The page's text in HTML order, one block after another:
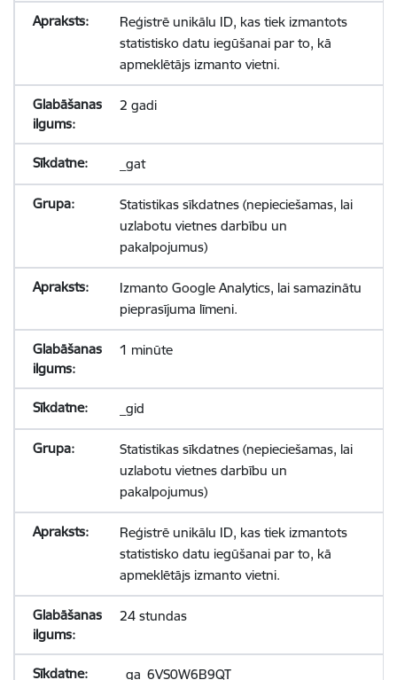
Reģistrē unikālu ID, kas tiek izmantots
statistisko datu iegūšanai par to, kā
apmeklētājs izmanto vietni.
2 gadi
_gat
Statistikas sīkdatnes (nepieciešamas, lai
uzlabotu vietnes darbību un
pakalpojumus)
Izmanto Google Analytics, lai samazinātu
pieprasījuma līmeni.
1 minūte
_gid
Statistikas sīkdatnes (nepieciešamas, lai
uzlabotu vietnes darbību un
pakalpojumus)
Reģistrē unikālu ID, kas tiek izmantots
statistisko datu iegūšanai par to, kā
apmeklētājs izmanto vietni.
24 stundas
_ga_6VS0W6B9QT